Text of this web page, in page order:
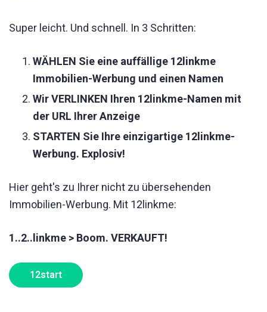
Super leicht. Und schnell. In 3 Schritten:
WÄHLEN Sie eine auffällige 12linkme
Immobilien-Werbung und einen Namen
Wir VERLINKEN Ihren 12linkme-Namen mit
der URL Ihrer Anzeige
STARTEN Sie Ihre einzigartige 12linkme-
Werbung. Explosiv!
Hier geht's zu Ihrer nicht zu übersehenden
Immobilien-Werbung. Mit 12linkme:
1..2..linkme > Boom. VERKAUFT!
12start